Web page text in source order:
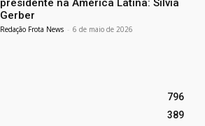
presidente na América Latina: Silvia
Gerber
Redação Frota News - 6 de maio de 2026
796
389